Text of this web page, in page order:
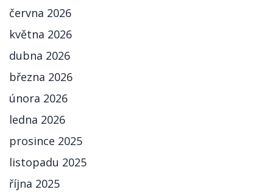
června 2026
května 2026
dubna 2026
března 2026
února 2026
ledna 2026
prosince 2025
listopadu 2025
října 2025